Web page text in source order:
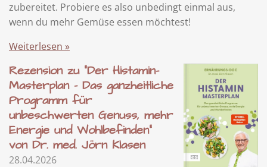
zubereitet. Probiere es also unbedingt einmal aus,
wenn du mehr Gemüse essen möchtest!
Weiterlesen »
Rezension zu "Der Histamin-
Masterplan - Das ganzheitliche
Programm für
unbeschwerten Genuss, mehr
Energie und Wohlbefinden"
von Dr. med. Jörn Klasen
28.04.2026